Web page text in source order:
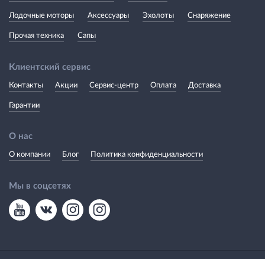
Лодочные моторы Аксессуары Эхолоты Снаряжение
Прочая техника Сапы
Клиентский сервис
Контакты Акции Сервис-центр Оплата Доставка
Гарантии
О нас
О компании Блог Политика конфиденциальности
Мы в соцсетях